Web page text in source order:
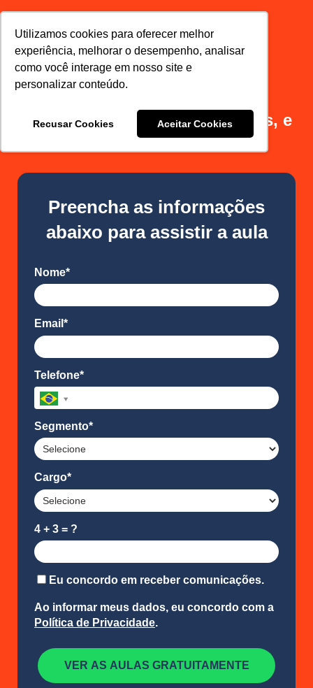
Utilizamos cookies para oferecer melhor
experiência, melhorar o desempenho, analisar
como você interage em nosso site e
personalizar conteúdo.
Recusar Cookies Aceitar Cookies
clientes, aumentar suas vendas, e
fortalecer sua marca.
Preencha as informações
abaixo para assistir a aula
Nome*
Email*
Telefone*
Segmento*
Cargo*
4 + 3 = ?
Eu concordo em receber comunicações.
Ao informar meus dados, eu concordo com a
Política de Privacidade.
VER AS AULAS GRATUITAMENTE